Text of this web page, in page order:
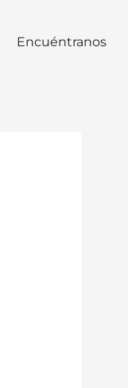
Encuéntranos